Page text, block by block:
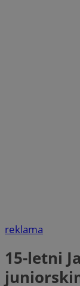
reklama
15-letni